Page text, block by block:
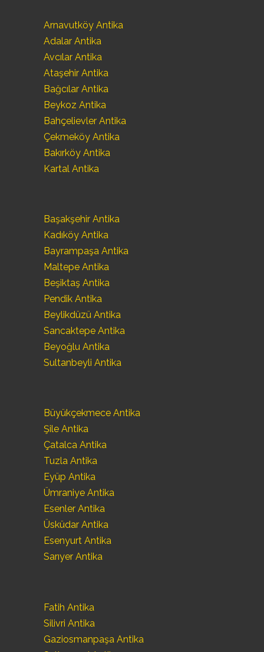
Arnavutköy Antika
Adalar Antika
Avcılar Antika
Ataşehir Antika
Bağcılar Antika
Beykoz Antika
Bahçelievler Antika
Çekmeköy Antika
Bakırköy Antika
Kartal Antika
Başakşehir Antika
Kadıköy Antika
Bayrampaşa Antika
Maltepe Antika
Beşiktaş Antika
Pendik Antika
Beylikdüzü Antika
Sancaktepe Antika
Beyoğlu Antika
Sultanbeyli Antika
Büyükçekmece Antika
Şile Antika
Çatalca Antika
Tuzla Antika
Eyüp Antika
Ümraniye Antika
Esenler Antika
Üsküdar Antika
Esenyurt Antika
Sarıyer Antika
Fatih Antika
Silivri Antika
Gaziosmanpaşa Antika